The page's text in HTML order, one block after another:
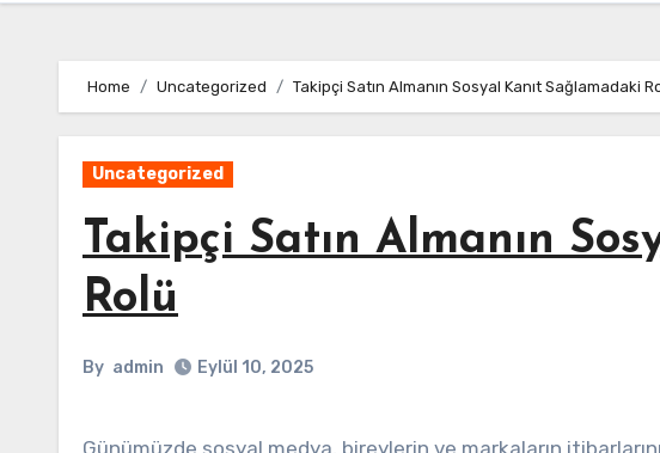
Home Uncategorized Takipçi Satın Almanın Sosyal Kanıt Sağlamadaki
Uncategorized
Takipçi Satın Almanın
Rolü
By admin Eylül 10, 2025
Günümüzde sosyal medya, bireylerin ve markaların itibarlarını inşa etmede kritik bir rol oynuyor. Sosyal kanıt,